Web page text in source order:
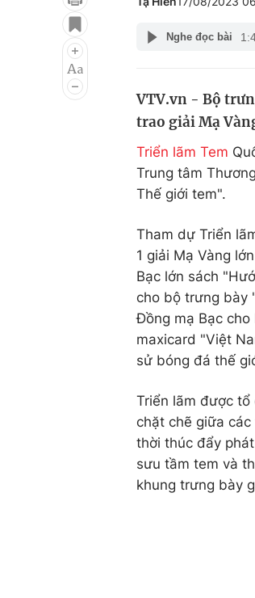
Điện ảnh
Âm nhạc
Du
Nghe đọc bài
VTV.vn - Bộ
trao giải Mạ
Triển lãm Tem
Trung tâm
Thế giới tem".
Tham dự Triển
1 giải Mạ Vàng
Bạc lớn sách
cho bộ trưng bày
Đồng mạ Bạc
maxicard "Việt
sử bóng đá thế
Triển lãm được
chặt chẽ giữa
thời thúc đẩy
sưu tầm tem và
khung trưng bày